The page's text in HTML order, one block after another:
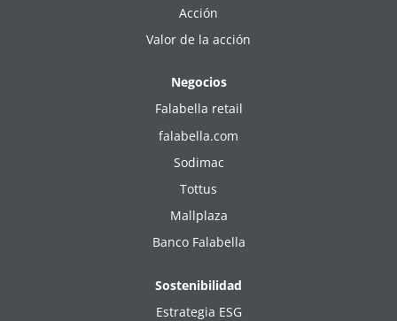
Acción
Valor de la acción
Negocios
Falabella retail
falabella.com
Sodimac
Tottus
Mallplaza
Banco Falabella
Sostenibilidad
Estrategia ESG